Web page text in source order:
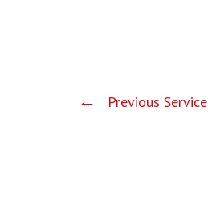
Previous Service